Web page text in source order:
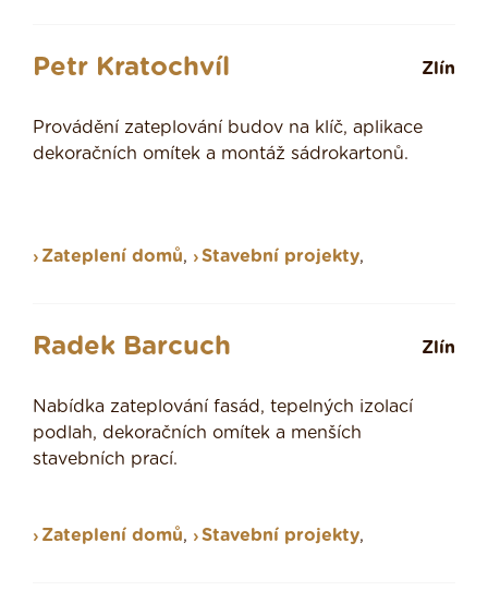
Petr Kratochvíl Zlín
Provádění zateplování budov na klíč, aplikace
dekoračních omítek a montáž sádrokartonů.
Zateplení domů, Stavební projekty,
Radek Barcuch Zlín
Nabídka zateplování fasád, tepelných izolací
podlah, dekoračních omítek a menších
stavebních prací.
Zateplení domů, Stavební projekty,